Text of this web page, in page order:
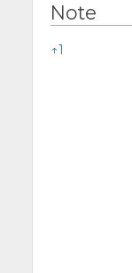
Note
Note
↑1